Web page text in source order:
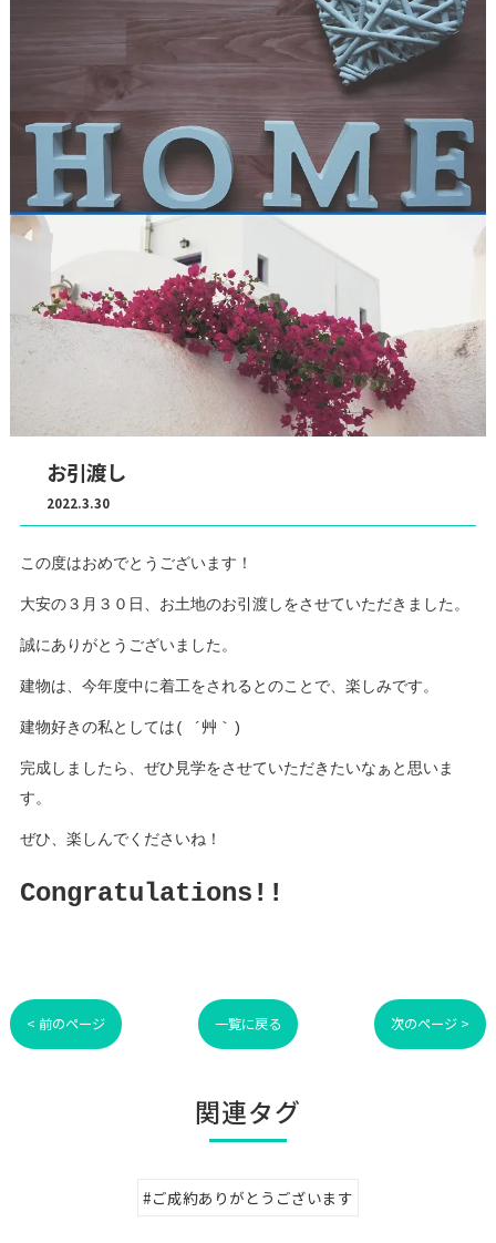
お引渡し
2022.3.30
この度はおめでとうございます！
大安の３月３０日、お土地のお引渡しをさせていただきました。
誠にありがとうございました。
建物は、今年度中に着工をされるとのことで、楽しみです。
建物好きの私としては( ´艸｀)
完成しましたら、ぜひ見学をさせていただきたいなぁと思いま
す。
ぜひ、楽しんでくださいね！
Congratulations!!
< 前のページ 一覧に戻る 次のページ >
関連タグ
#ご成約ありがとうございます